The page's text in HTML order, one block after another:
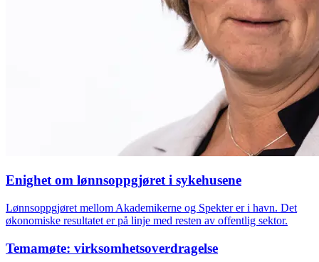
Enighet om lønnsoppgjøret i sykehusene
Lønnsoppgjøret mellom Akademikerne og Spekter er i havn. Det
økonomiske resultatet er på linje med resten av offentlig sektor.
Temamøte: virksomhetsoverdragelse